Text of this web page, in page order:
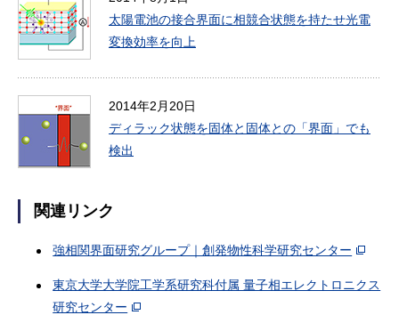
太陽電池の接合界面に相競合状態を持たせ光電
変換効率を向上
2014年2月20日
ディラック状態を固体と固体との「界面」でも
検出
関連リンク
強相関界面研究グループ｜創発物性科学研究センター
東京大学大学院工学系研究科付属 量子相エレクトロニクス
研究センター